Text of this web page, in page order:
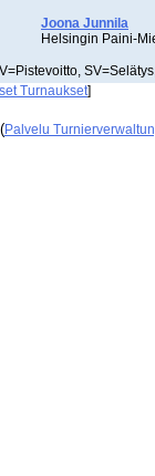
Joona Junnila
Helsingin Paini-
Turnaukset]
Palvelu